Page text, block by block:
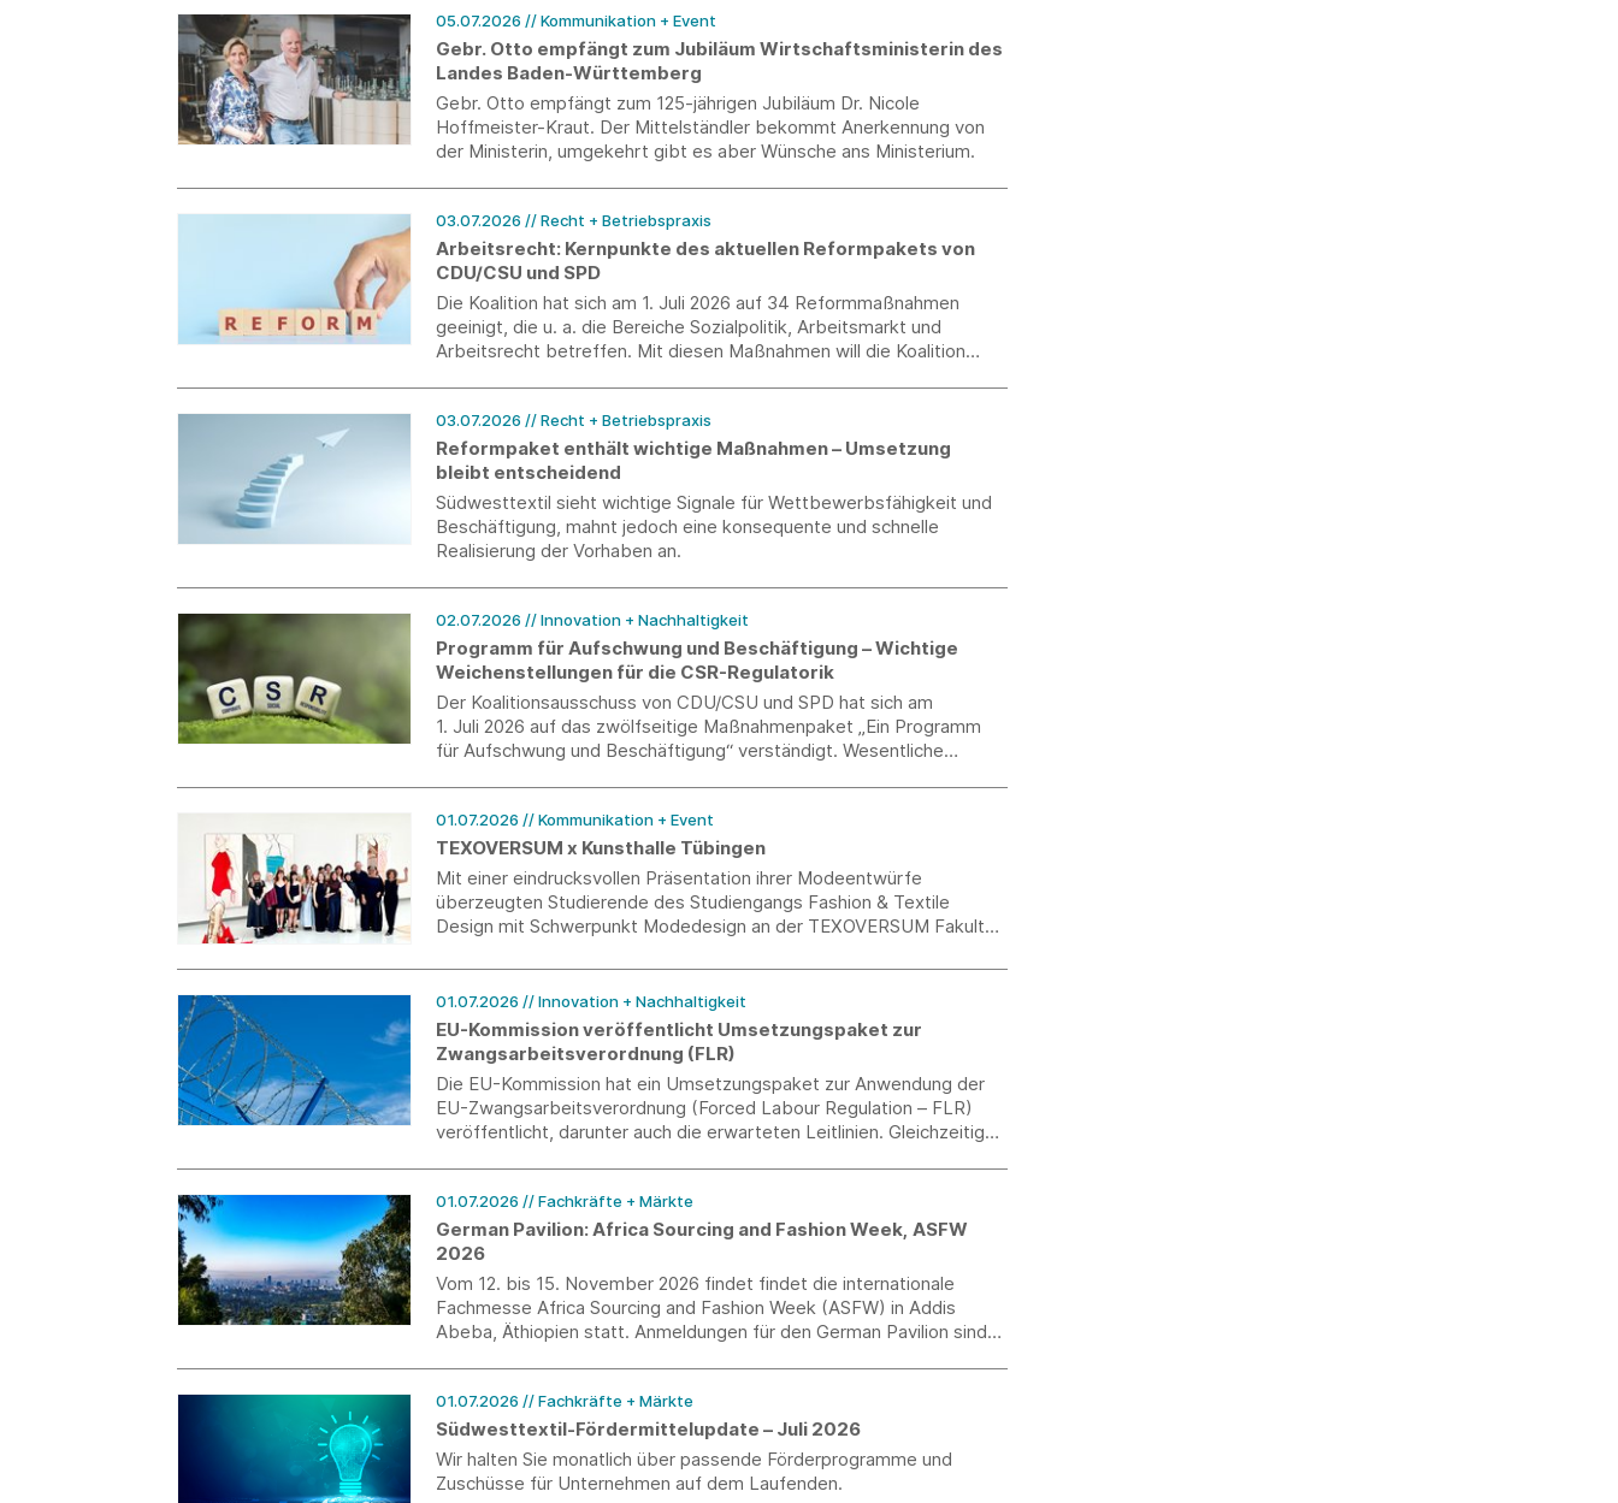
05.07.2026 // Kommunikation + Event
Gebr. Otto empfängt zum Jubiläum Wirtschaftsministerin des
Landes Baden-Württemberg
Gebr. Otto empfängt zum 125-jährigen Jubiläum Dr. Nicole
Hoffmeister-Kraut. Der Mittelständler bekommt Anerkennung von
der Ministerin, umgekehrt gibt es aber Wünsche ans Ministerium.
03.07.2026 // Recht + Betriebspraxis
Arbeitsrecht: Kernpunkte des aktuellen Reformpakets von
CDU/CSU und SPD
Die Koalition hat sich am 1. Juli 2026 auf 34 Reformmaßnahmen
geeinigt, die u. a. die Bereiche Sozialpolitik, Arbeitsmarkt und
Arbeitsrecht betreffen. Mit diesen Maßnahmen will die Koalition
03.07.2026 // Recht + Betriebspraxis
Reformpaket enthält wichtige Maßnahmen – Umsetzung
bleibt entscheidend
Südwesttextil sieht wichtige Signale für Wettbewerbsfähigkeit und
Beschäftigung, mahnt jedoch eine konsequente und schnelle
Realisierung der Vorhaben an.
02.07.2026 // Innovation + Nachhaltigkeit
Programm für Aufschwung und Beschäftigung – Wichtige
Weichenstellungen für die CSR-Regulatorik
Der Koalitionsausschuss von CDU/CSU und SPD hat sich am
1. Juli 2026 auf das zwölfseitige Maßnahmenpaket „Ein Programm
für Aufschwung und Beschäftigung“ verständigt. Wesentliche
01.07.2026 // Kommunikation + Event
TEXOVERSUM x Kunsthalle Tübingen
Mit einer eindrucksvollen Präsentation ihrer Modeentwürfe
überzeugten Studierende des Studiengangs Fashion & Textile
Design mit Schwerpunkt Modedesign an der TEXOVERSUM Fakultät
der Kunsthalle Tübingen. Die Veranstaltung entstand als
Kooperationsprojekt mit der Kunsthalle Tübingen und fand im
Rahmen der Ausstellung „ALEX KATZ. DANCING WITH REALITY“
statt.
01.07.2026 // Innovation + Nachhaltigkeit
EU-Kommission veröffentlicht Umsetzungspaket zur
Zwangsarbeitsverordnung (FLR)
Die EU-Kommission hat ein Umsetzungspaket zur Anwendung der
EU-Zwangsarbeitsverordnung (Forced Labour Regulation – FLR)
veröffentlicht, darunter auch die erwarteten Leitlinien. Gleichzeitig
01.07.2026 // Fachkräfte + Märkte
German Pavilion: Africa Sourcing and Fashion Week, ASFW
2026
Vom 12. bis 15. November 2026 findet findet die internationale
Fachmesse Africa Sourcing and Fashion Week (ASFW) in Addis
Abeba, Äthiopien statt. Anmeldungen für den German Pavilion sind
01.07.2026 // Fachkräfte + Märkte
Südwesttextil-Fördermittelupdate – Juli 2026
Wir halten Sie monatlich über passende Förderprogramme und
Zuschüsse für Unternehmen auf dem Laufenden.